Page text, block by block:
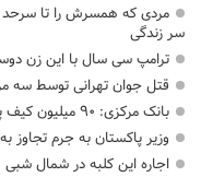
مردی که همسرش را تا سرحد
سر زندگی
ترامپ سی سال با این زن
قتل جوان تهرانی توسط سه
بانک مرکزی: ۹۰ میلیون کیف پول برای ایرانی ها ساخته شد
وزیر پاکستان به جرم تجاوز
اجاره این کلبه در شمال شبی ۸۱ میلیون تومان است